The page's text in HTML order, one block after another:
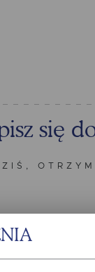
się
mnie adres e-mail